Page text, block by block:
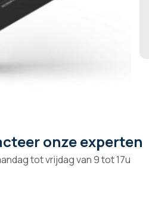
onze experten
tot vrijdag van 9 tot 17u